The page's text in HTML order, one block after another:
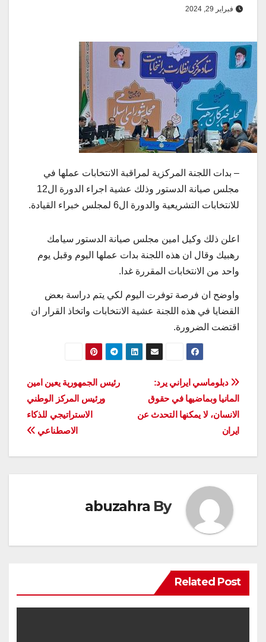
فبراير 29, 2024
– بدات اللجنة المركزية لمراقبة الانتخابات عملها في
مجلس صيانة الدستور وذلك عشية اجراء الدورة ال12
للانتخابات التشريعية والدورة ال6 لمجلس خبراء القيادة.
اعلن ذلك وكيل امين مجلس صيانة الدستور سيامك
رهبيك وقال ان هذه اللجنة بدات عملها اليوم وقبل يوم
واحد من الانتخابات المقررة غدا.
واوضح ان فرصة توفرت اليوم لكي يتم دراسة بعض
القضايا في هذه اللجنة عشية الانتخابات واتخاذ القرار ان
اقتضت الضرورة.
تصفّح
المقالات
رئيس الجمهورية يعين امين
ورئيس المركز الوطني
الاستراتيجي للذكاء
الاصطناعي
دبلوماسي ايراني يرد:
المانيا وبماضيها في حقوق
الانسان، لا يمكنها التحدث عن
ايران
By
abuzahra
Related Post